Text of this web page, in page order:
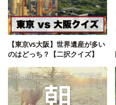
【東京vs大阪】世界遺産が多い
のはどっち？【二択クイズ】